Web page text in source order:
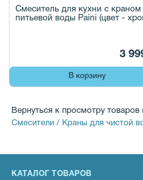
Смеситель для кухни с краном
питьевой воды Paini (цвет -
3
В корзину
Вернуться к просмотру товаров
Смесители / Краны для чистой
КАТАЛОГ ТОВАРОВ